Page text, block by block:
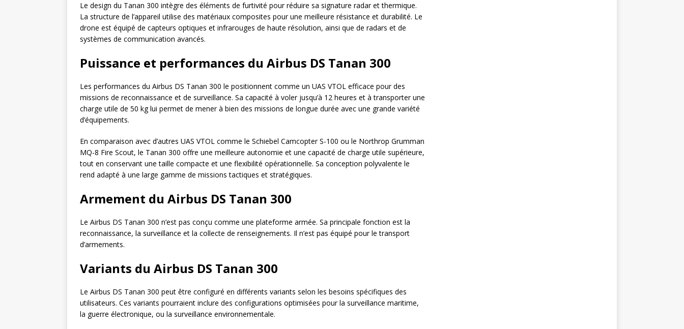
Le design du Tanan 300 intègre des éléments de furtivité pour réduire sa signature radar et thermique.
La structure de l’appareil utilise des matériaux composites pour une meilleure résistance et durabilité. Le
drone est équipé de capteurs optiques et infrarouges de haute résolution, ainsi que de radars et de
systèmes de communication avancés.
Puissance et performances du Airbus DS Tanan 300
Les performances du Airbus DS Tanan 300 le positionnent comme un UAS VTOL efficace pour des
missions de reconnaissance et de surveillance. Sa capacité à voler jusqu’à 12 heures et à transporter une
charge utile de 50 kg lui permet de mener à bien des missions de longue durée avec une grande variété
d’équipements.
En comparaison avec d’autres UAS VTOL comme le Schiebel Camcopter S-100 ou le Northrop Grumman
MQ-8 Fire Scout, le Tanan 300 offre une meilleure autonomie et une capacité de charge utile supérieure,
tout en conservant une taille compacte et une flexibilité opérationnelle. Sa conception polyvalente le
rend adapté à une large gamme de missions tactiques et stratégiques.
Armement du Airbus DS Tanan 300
Le Airbus DS Tanan 300 n’est pas conçu comme une plateforme armée. Sa principale fonction est la
reconnaissance, la surveillance et la collecte de renseignements. Il n’est pas équipé pour le transport
d’armements.
Variants du Airbus DS Tanan 300
Le Airbus DS Tanan 300 peut être configuré en différents variants selon les besoins spécifiques des
utilisateurs. Ces variants pourraient inclure des configurations optimisées pour la surveillance maritime,
la guerre électronique, ou la surveillance environnementale.